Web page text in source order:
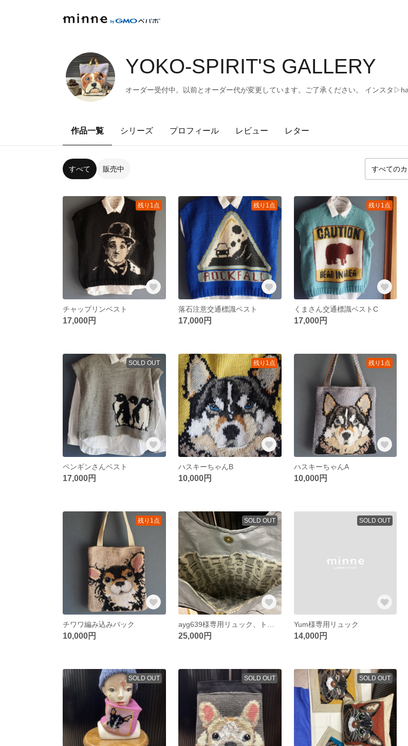
YOKO-SPIRIT'S GALLERY
オーダー受付中。以前とオーダー代が変更しています。ご了承ください。 インスタ
作品一覧 シリーズ プロフィール レビュー レター
すべて 販売中
残り1点
チャップリンベスト
17,000円
残り1点
落石注意交通標識ベスト
17,000円
残り1点
くまさん交通標識ベストC
17,000円
SOLD OUT
ペンギンさんベスト
17,000円
残り1点
ハスキーちゃんB
10,000円
残り1点
ハスキーちゃんA
10,000円
残り1点
チワワ編み込みバック
10,000円
SOLD OUT
25,000円
SOLD OUT
Yum様専用リュック
14,000円
SOLD OUT SOLD OUT SOLD OUT